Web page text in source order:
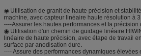
◉ Utilisation de granit de haute précision et
machine, avec capteur linéaire haute résolution à
----Assurer les hautes performances et la
◉ Utilisation d'un chemin de guidage linéaire
linéaire de haute précision, avec étape de travail
surface par anodisation dure.
---- Assure des performances dynamiques élevées